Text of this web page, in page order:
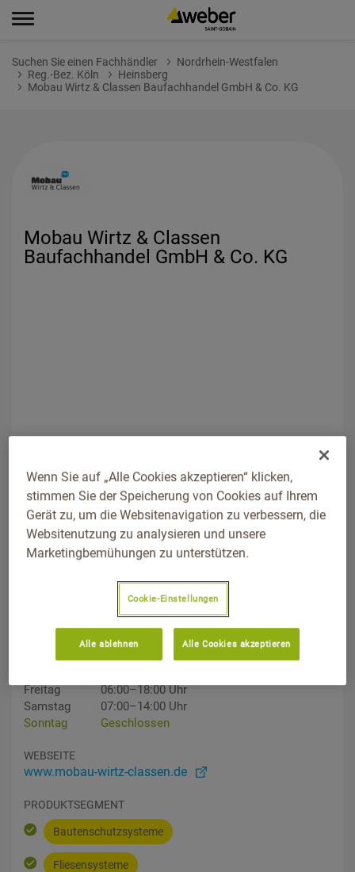
Suchen Sie einen Fachhändler
Nordrhein-Westfalen
Reg.-Bez. Köln
Heinsberg
Mobau Wirtz & Classen Baufachhandel GmbH & Co. KG
Mobau Wirtz & Classen
Baufachhandel GmbH & Co. KG
ADDRESS
Am Weidenhof 10, 52525, Heinsberg, Nordrhein-Westfalen
Wegbeschreibung
02452/9630
06:00–18:00 Uhr
Mittwoch
06:00–18:00 Uhr
Freitag
06:00–18:00 Uhr
Samstag
07:00–14:00 Uhr
Sonntag
Geschlossen
WEBSEITE
www.mobau-wirtz-classen.de
PRODUKTSEGMENT
Bautenschutzsysteme
Fliesensysteme
Wenn Sie auf „Alle Cookies akzeptieren“ klicken,
stimmen Sie der Speicherung von Cookies auf Ihrem
Gerät zu, um die Websitenavigation zu verbessern, die
Websitenutzung zu analysieren und unsere
Marketingbemühungen zu unterstützen.
Cookie-Einstellungen
Alle ablehnen Alle Cookies akzeptieren